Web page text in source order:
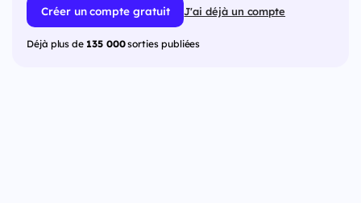
Créer un compte gratuit J'ai déjà un compte
Déjà plus de 135 000sorties publiées